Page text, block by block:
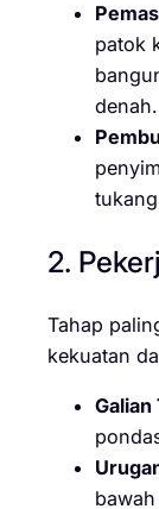
patok
denah.
2.
Tahap
kekuatan
Galian